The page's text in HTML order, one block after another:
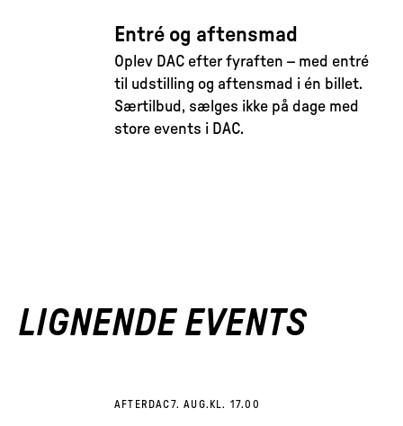
Entré og aftensmad
Oplev DAC efter fyraften – med entré
til udstilling og aftensmad i én billet.
Særtilbud, sælges ikke på dage med
store events i DAC.
LIGNENDE EVENTS
AFTERDAC7. AUG. KL. 17.00